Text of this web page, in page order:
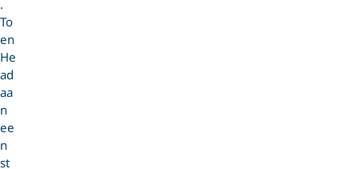
.
To
en
He
ad
aa
n
ee
n
st